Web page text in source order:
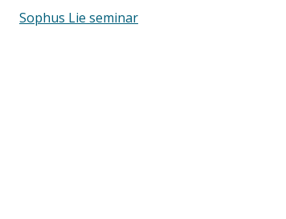
Sophus Lie seminar